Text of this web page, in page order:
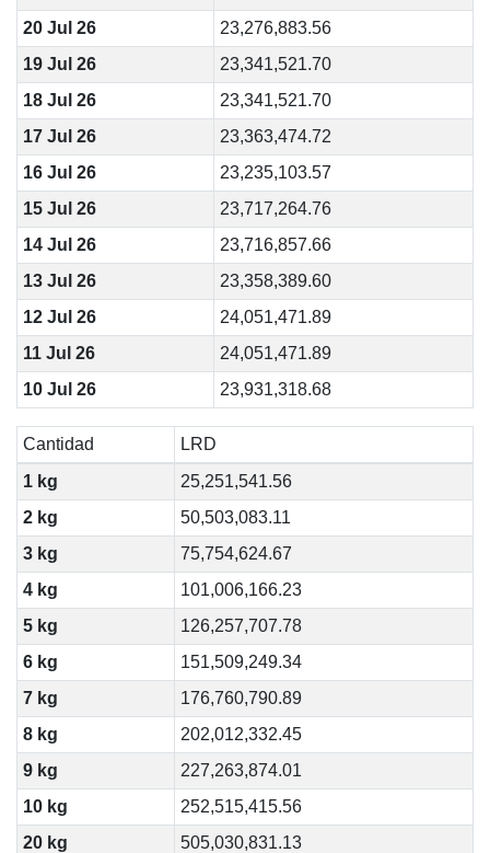
20 Jul 26
23,276,883.56
19 Jul 26
23,341,521.70
18 Jul 26
23,341,521.70
17 Jul 26
23,363,474.72
16 Jul 26
23,235,103.57
15 Jul 26
23,717,264.76
14 Jul 26
23,716,857.66
13 Jul 26
23,358,389.60
12 Jul 26
24,051,471.89
11 Jul 26
24,051,471.89
10 Jul 26
23,931,318.68
Cantidad
LRD
1 kg
25,251,541.56
2 kg
50,503,083.11
3 kg
75,754,624.67
4 kg
101,006,166.23
5 kg
126,257,707.78
6 kg
151,509,249.34
7 kg
176,760,790.89
8 kg
202,012,332.45
9 kg
227,263,874.01
10 kg
252,515,415.56
20 kg
505,030,831.13